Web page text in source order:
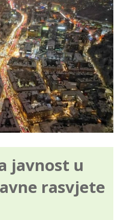
javnost u
rasvjete